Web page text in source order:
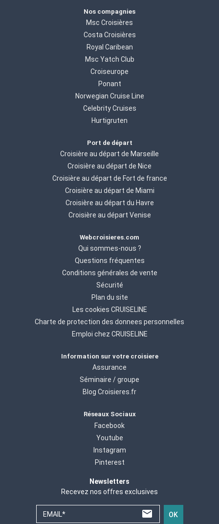
Nos compagnies
Msc Croisières
Costa Croisières
Royal Caribean
Msc Yatch Club
Croiseurope
Ponant
Norwegian Cruise Line
Celebrity Cruises
Hurtigruten
Port de départ
Croisière au départ de Marseille
Croisière au départ de Nice
Croisière au départ de Fort de france
Croisière au départ de Miami
Croisière au départ du Havre
Croisière au départ Venise
Webcroisieres.com
Qui sommes-nous ?
Questions fréquentes
Conditions générales de vente
Sécurité
Plan du site
Les cookies CRUISELINE
Charte de protection des donnees personnelles
Emploi chez CRUISELINE
Information sur votre croisiere
Assurance
Séminaire / groupe
Blog Croisieres.fr
Réseaux Sociaux
Facebook
Youtube
Instagram
Pinterest
Newsletters
Recevez nos offres exclusives
EMAIL* OK